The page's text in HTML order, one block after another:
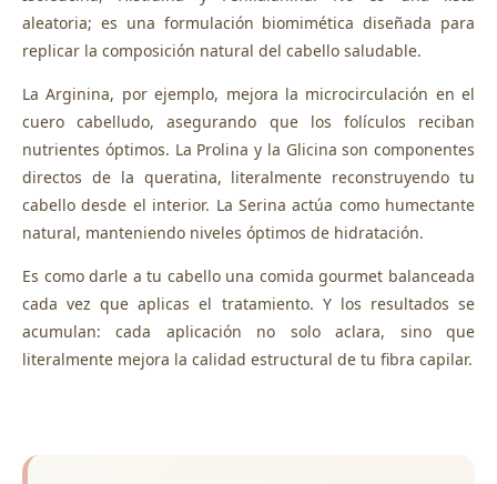
aleatoria; es una formulación biomimética diseñada para
replicar la composición natural del cabello saludable.
La Arginina, por ejemplo, mejora la microcirculación en el
cuero cabelludo, asegurando que los folículos reciban
nutrientes óptimos. La Prolina y la Glicina son componentes
directos de la queratina, literalmente reconstruyendo tu
cabello desde el interior. La Serina actúa como humectante
natural, manteniendo niveles óptimos de hidratación.
Es como darle a tu cabello una comida gourmet balanceada
cada vez que aplicas el tratamiento. Y los resultados se
acumulan: cada aplicación no solo aclara, sino que
literalmente mejora la calidad estructural de tu fibra capilar.